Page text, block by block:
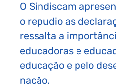
O Sindiscam
o repudio as
ressalta a
educadoras e
educação e pelo
nação.